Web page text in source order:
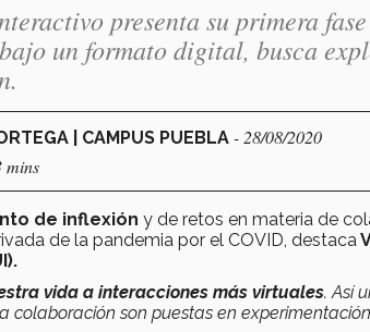
presenta su primera
un formato digital, busca
| CAMPUS PUEBLA - 28/08/2020
mins
de inflexión y de retos en materia de
de la pandemia por el COVID, destaca
vida a interacciones más virtuales. Así
colaboración son puestas en